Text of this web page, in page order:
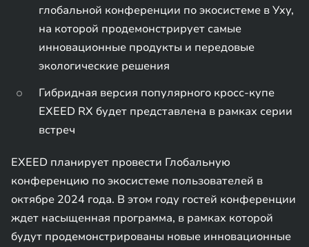
глобальной конференции по экосистеме в Уху,
на которой продемонстрирует самые
инновационные продукты и передовые
экологические решения
Гибридная версия популярного кросс-купе
EXEED RX будет представлена в рамках серии
встреч
EXEED планирует провести Глобальную
конференцию по экосистеме пользователей в
октябре 2024 года. В этом году гостей конференции
ждет насыщенная программа, в рамках которой
будут продемонстрированы новые инновационные